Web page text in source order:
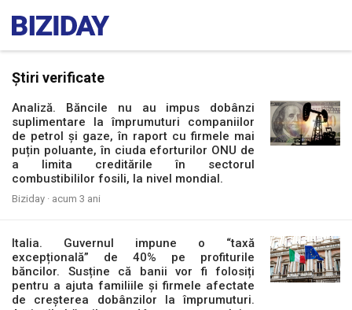
Știri verificate
Analiză. Băncile nu au impus dobânzi
suplimentare la împrumuturi companiilor
de petrol și gaze, în raport cu firmele mai
puțin poluante, în ciuda eforturilor ONU de
a limita creditările în sectorul
combustibililor fosili, la nivel mondial.
Biziday · acum 3 ani
Italia. Guvernul impune o “taxă
excepțională” de 40% pe profiturile
băncilor. Susține că banii vor fi folosiți
pentru a ajuta familiile și firmele afectate
de creșterea dobânzilor la împrumuturi.